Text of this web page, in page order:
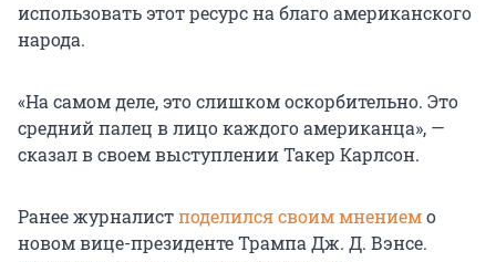
использовать этот ресурс на благо американского
народа.
«На самом деле, это слишком оскорбительно. Это
средний палец в лицо каждого американца», —
сказал в своем выступлении Такер Карлсон.
Ранее журналистподелился своим мнениемо
новом вице-президенте Трампа Дж. Д. Вэнсе.